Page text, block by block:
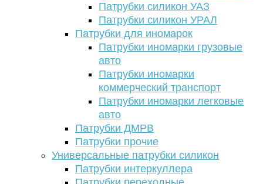
Патрубки силикон УАЗ
Патрубки силикон УРАЛ
Патрубки для иномарок
Патрубки иномарки грузовые
авто
Патрубки иномарки
коммерческий транспорт
Патрубки иномарки легковые
авто
Патрубки ДМРВ
Патрубки прочие
Универсальные патрубки силикон
Патрубки интеркуллера